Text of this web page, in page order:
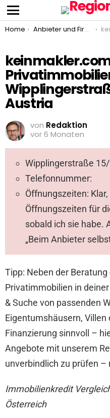
Menu
You are here:
Home Anbieter und Firmen
Austria
von Redaktion
vor 6 Monaten
Wipplingerstraße
Telefonnummer:
Öffnungszeiten:
Öffnungszeiten für
sobald ich sie habe.
„Beim Anbieter
Tipp: Neben der
Privatimmobilien in
& Suche von passenden
Eigentumshäusern, Villen
Finanzierung sinnvoll –
Angebote mit unserem
unverbindlich zu prüfen –
Immobilienkredit
Österreich